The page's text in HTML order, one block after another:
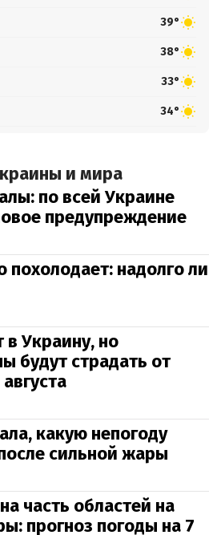
39°
38°
33°
34°
и мира
по всей Украине
предупреждение
похолодает: надолго ли
в Украину, но
будут страдать от
какую непогоду
сильной жары
часть областей на
прогноз погоды на 7